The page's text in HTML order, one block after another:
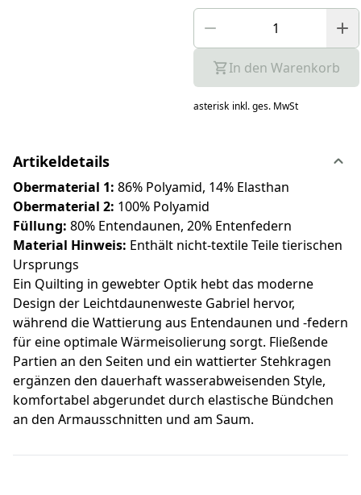
In den Warenkorb
asterisk inkl. ges. MwSt
Artikeldetails
Obermaterial 1: 86% Polyamid, 14% Elasthan
Obermaterial 2: 100% Polyamid
Füllung: 80% Entendaunen, 20% Entenfedern
Material Hinweis: Enthält nicht-textile Teile tierischen
Ursprungs
Ein Quilting in gewebter Optik hebt das moderne
Design der Leichtdaunenweste Gabriel hervor,
während die Wattierung aus Entendaunen und -federn
für eine optimale Wärmeisolierung sorgt. Fließende
Partien an den Seiten und ein wattierter Stehkragen
ergänzen den dauerhaft wasserabweisenden Style,
komfortabel abgerundet durch elastische Bündchen
an den Armausschnitten und am Saum.